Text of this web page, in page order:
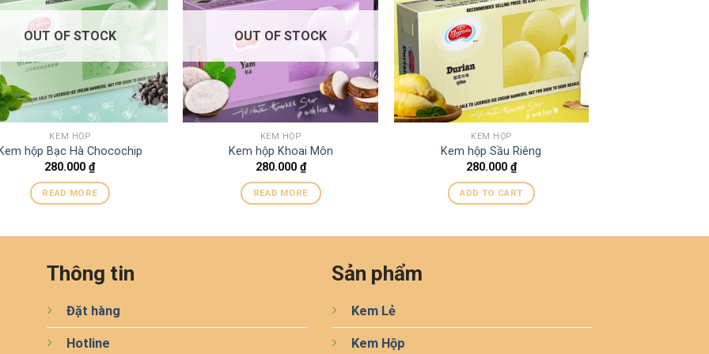
OUT OF STOCK
KEM HỘP
Kem hộp Bạc Hà Chocochip
280.000₫
READ MORE
OUT OF STOCK
KEM HỘP
Kem hộp Khoai Môn
280.000 ₫
READ MORE
KEM HỘP
Kem hộp Sầu Riêng
280.000 ₫
ADD TO CART
Thông tin
Đặt hàng
Hotline
Sản phẩm
Kem Lẻ
Kem Hộp